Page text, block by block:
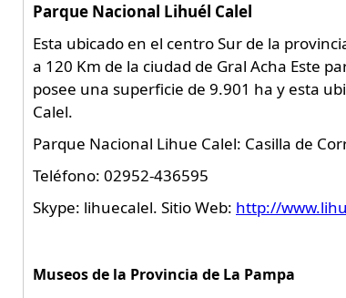
Parque Nacional Lihuél Calel
Esta ubicado en el centro Sur de la
a 120 Km de la ciudad de Gral Acha Este
posee una superficie de 9.901 ha y esta
Calel.
Parque Nacional Lihue Calel: Casilla de
Teléfono: 02952-436595
Skype: lihuecalel. Sitio Web: http://
Museos de la Provincia de La Pampa